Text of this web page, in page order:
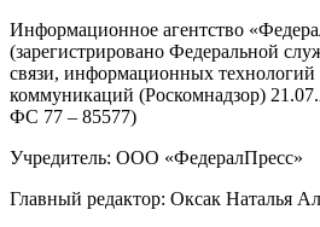
Информационное агентство
(зарегистрировано Федеральной
связи, информационных
коммуникаций (Роскомнадзор)
ФС 77 – 85577)
Учредитель: ООО «ФедералПресс»
Главный редактор: Оксак Наталья